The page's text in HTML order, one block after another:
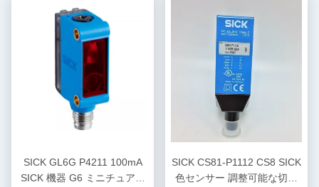
SICK GL6G P4211 100mA
SICK 機器 G6 ミニチュア光
SICK CS81-P1112 CS8 SICK
色センサー 調整可能な切り